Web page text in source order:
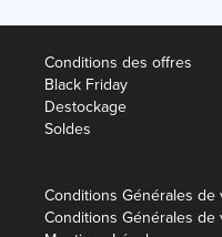
Conditions des offres
Black Friday
Destockage
Soldes
Conditions Générales de
Conditions Générales